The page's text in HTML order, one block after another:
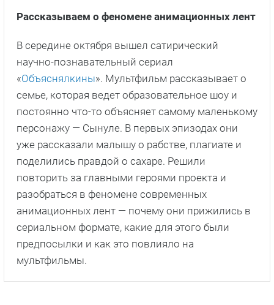
Рассказываем о феномене анимационных лент
В середине октября вышел сатирический
научно-познавательный сериал
«Объяснялкины». Мультфильм рассказывает о
семье, которая ведет образовательное шоу и
постоянно что-то объясняет самому маленькому
персонажу — Сынуле. В первых эпизодах они
уже рассказали малышу о рабстве, плагиате и
поделились правдой о сахаре. Решили
повторить за главными героями проекта и
разобраться в феномене современных
анимационных лент — почему они прижились в
сериальном формате, какие для этого были
предпосылки и как это повлияло на
мультфильмы.